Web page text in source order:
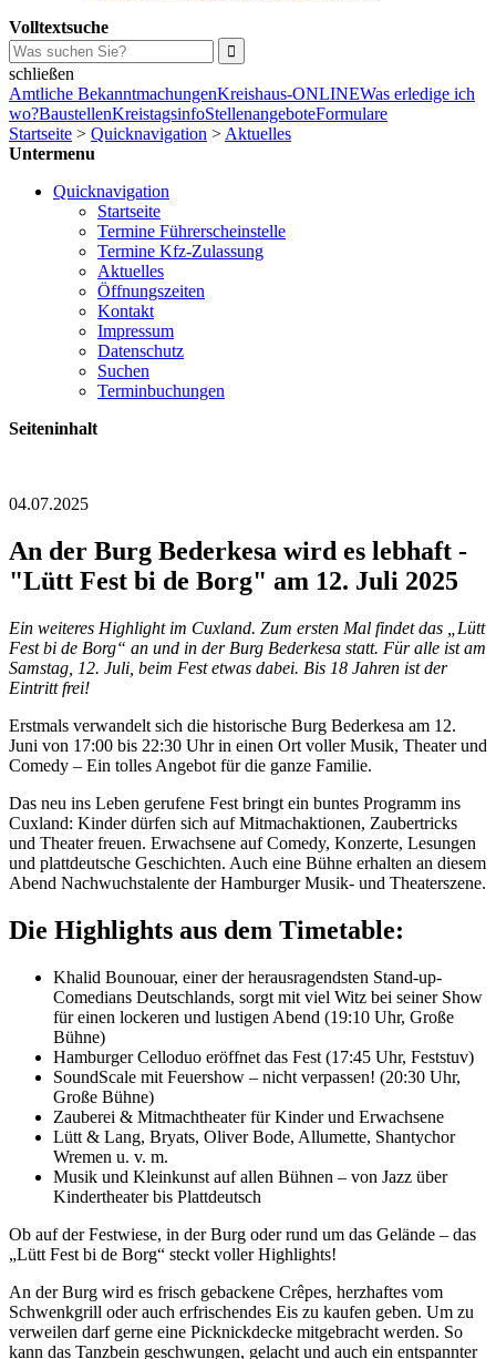
Volltextsuche
schließen
Amtliche BekanntmachungenKreishaus-ONLINEWas erledige ich
wo?BaustellenKreistagsinfoStellenangeboteFormulare
Startseite > Quicknavigation > Aktuelles
Untermenu
Quicknavigation
Startseite
Termine Führerscheinstelle
Termine Kfz-Zulassung
Aktuelles
Öffnungszeiten
Kontakt
Impressum
Datenschutz
Suchen
Terminbuchungen
Seiteninhalt
04.07.2025
An der Burg Bederkesa wird es lebhaft -
"Lütt Fest bi de Borg" am 12. Juli 2025
Ein weiteres Highlight im Cuxland. Zum ersten Mal findet das „Lütt
Fest bi de Borg“ an und in der Burg Bederkesa statt. Für alle ist am
Samstag, 12. Juli, beim Fest etwas dabei. Bis 18 Jahren ist der
Eintritt frei!
Erstmals verwandelt sich die historische Burg Bederkesa am 12.
Juni von 17:00 bis 22:30 Uhr in einen Ort voller Musik, Theater und
Comedy – Ein tolles Angebot für die ganze Familie.
Das neu ins Leben gerufene Fest bringt ein buntes Programm ins
Cuxland: Kinder dürfen sich auf Mitmachaktionen, Zaubertricks
und Theater freuen. Erwachsene auf Comedy, Konzerte, Lesungen
und plattdeutsche Geschichten. Auch eine Bühne erhalten an diesem
Abend Nachwuchstalente der Hamburger Musik- und Theaterszene.
Die Highlights aus dem Timetable:
Khalid Bounouar, einer der herausragendsten Stand-up-
Comedians Deutschlands, sorgt mit viel Witz bei seiner Show
für einen lockeren und lustigen Abend (19:10 Uhr, Große
Bühne)
Hamburger Celloduo eröffnet das Fest (17:45 Uhr, Feststuv)
SoundScale mit Feuershow – nicht verpassen! (20:30 Uhr,
Große Bühne)
Zauberei & Mitmachtheater für Kinder und Erwachsene
Lütt & Lang, Bryats, Oliver Bode, Allumette, Shantychor
Wremen u. v. m.
Musik und Kleinkunst auf allen Bühnen – von Jazz über
Kindertheater bis Plattdeutsch
Ob auf der Festwiese, in der Burg oder rund um das Gelände – das
„Lütt Fest bi de Borg“ steckt voller Highlights!
An der Burg wird es frisch gebackene Crêpes, herzhaftes vom
Schwenkgrill oder auch erfrischendes Eis zu kaufen geben. Um zu
verweilen darf gerne eine Picknickdecke mitgebracht werden. So
kann das Tanzbein geschwungen, gelacht und auch ein entspannter